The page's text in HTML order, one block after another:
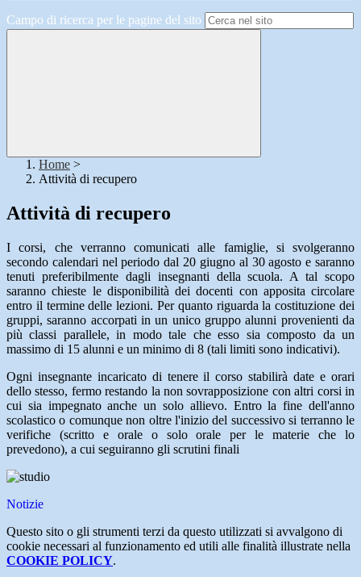
Campo di ricerca per le pagine del sito
Home >
Attività di recupero
Attività di recupero
I corsi, che verranno comunicati alle famiglie, si svolgeranno
secondo calendari nel periodo dal 20 giugno al 30 agosto e saranno
tenuti preferibilmente dagli insegnanti della scuola. A tal scopo
saranno chieste le disponibilità dei docenti con apposita circolare
entro il termine delle lezioni. Per quanto riguarda la costituzione dei
gruppi, saranno accorpati in un unico gruppo alunni provenienti da
più classi parallele, in modo tale che esso sia composto da un
massimo di 15 alunni e un minimo di 8 (tali limiti sono indicativi).
Ogni insegnante incaricato di tenere il corso stabilirà date e orari
dello stesso, fermo restando la non sovrapposizione con altri corsi in
cui sia impegnato anche un solo allievo. Entro la fine dell'anno
scolastico o comunque non oltre l'inizio del successivo si terranno le
verifiche (scritto e orale o solo orale per le materie che lo
prevedono), a cui seguiranno gli scrutini finali
Notizie
Questo sito o gli strumenti terzi da questo utilizzati si avvalgono di
cookie necessari al funzionamento ed utili alle finalità illustrate nella
COOKIE POLICY.